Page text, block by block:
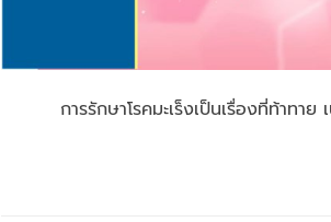
การรักษาโรคมะเร็งเป็นเรื่องที่ท้าทาย